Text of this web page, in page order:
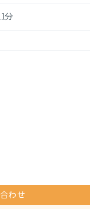
分
わせ